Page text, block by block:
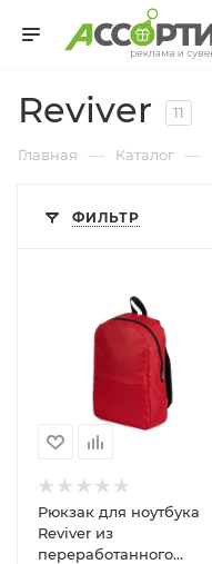
Reviver 11
Главная — Каталог —
ФИЛЬТР
Рюкзак для ноутбука
Reviver из
переработанного